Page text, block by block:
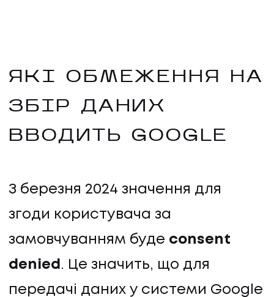
ЯКІ ОБМЕЖЕННЯ НА
ЗБІР ДАНИХ
ВВОДИТЬ GOOGLE
З березня 2024 значення для
згоди користувача за
замовчуванням буде consent
denied . Це значить, що для
передачі даних у системи Google